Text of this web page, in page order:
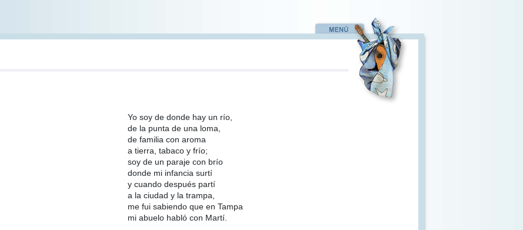
Yo soy de donde hay un río,
de la punta de una loma,
de familia con aroma
a tierra, tabaco y frío;
soy de un paraje con brío
donde mi infancia surtí
y cuando después partí
a la ciudad y la trampa,
me fui sabiendo que en Tampa
mi abuelo habló con Martí.